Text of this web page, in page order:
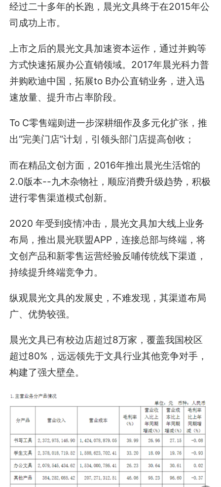
经过二十多年的长跑，晨光文具终于在2015年公
司成功上市。
上市之后的晨光文具加速资本运作，通过并购等
方式快速拓展办公直销领域。2017年晨光科力普
并购欧迪中国，拓展to B办公直销业务，进入迅
速放量、提升市占率阶段。
To C零售端则进一步深耕细作及多元化扩张，推
出“完美门店”计划，引领头部门店提高创收；
而在精品文创方面，2016年推出晨光生活馆的
2.0版本--九木杂物社，顺应消费升级趋势，积极
进行零售渠道模式创新。
2020 年受到疫情冲击，晨光文具加大线上业务
布局，推出晨光联盟APP，连接总部与终端，将
文创产品和新零售运营经验反哺传统线下渠道，
持续提升终端竞争力。
纵观晨光文具的发展史，不难发现，其渠道布局
广、优势较强。
晨光文具已有校边店超过8万家，覆盖我国校区
超过80%，远远领先于文具行业其他竞争对手，
构建了强大壁垒。